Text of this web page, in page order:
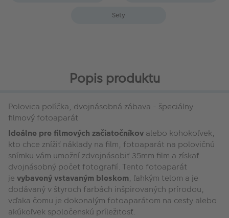
Sety
Popis produktu
Polovica políčka, dvojnásobná zábava - špeciálny
filmový fotoaparát
Ideálne pre filmových začiatočníkov alebo kohokoľvek,
kto chce znížiť náklady na film, fotoaparát na polovičnú
snímku vám umožní zdvojnásobiť 35mm film a získať
dvojnásobný počet fotografií. Tento fotoaparát
je vybavený vstavaným bleskom, ľahkým telom a je
dodávaný v štyroch farbách inšpirovaných prírodou,
vďaka čomu je dokonalým fotoaparátom na cesty alebo
akúkoľvek spoločenskú príležitosť.